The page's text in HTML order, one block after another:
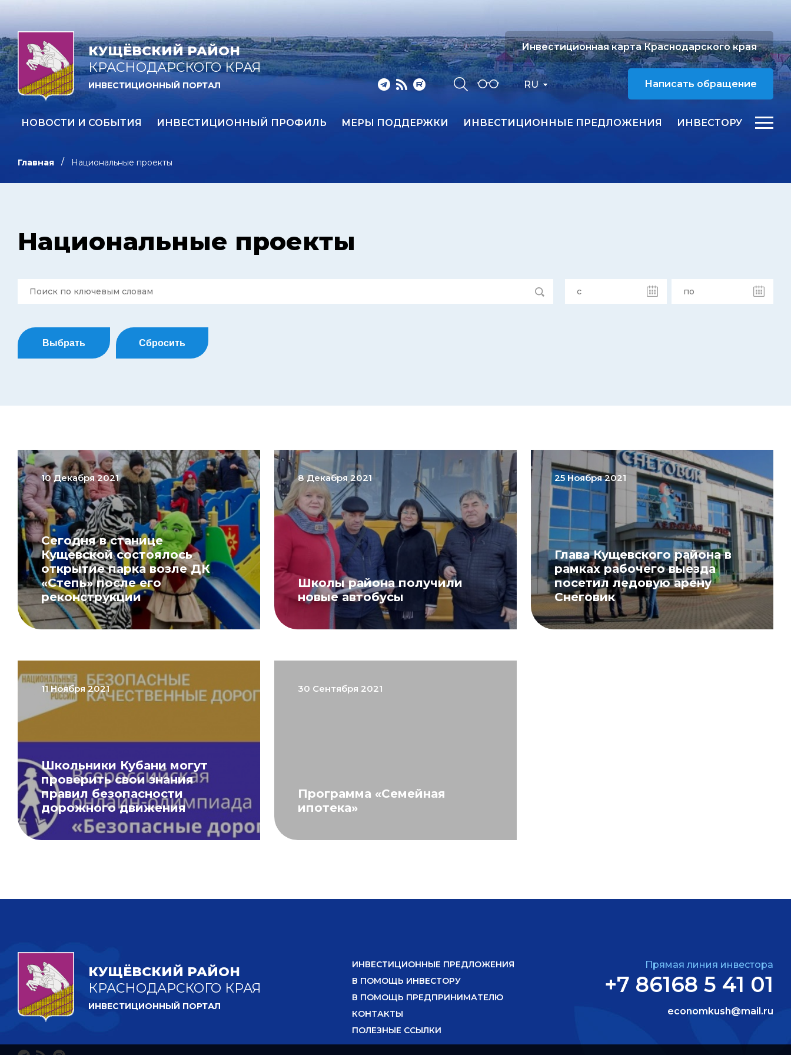
КУЩЁВСКИЙ РАЙОН
КРАСНОДАРСКОГО КРАЯ
ИНВЕСТИЦИОННЫЙ ПОРТАЛ RU
Инвестиционная карта Краснодарского края
Написать обращение
НОВОСТИ И СОБЫТИЯ ИНВЕСТИЦИОННЫЙ ПРОФИЛЬ МЕРЫ ПОДДЕРЖКИ ИНВЕСТИЦИОННЫЕ ПРЕДЛОЖЕНИЯ ИНВЕСТОРУ
Главная Национальные проекты
Национальные проекты
Выбрать Сбросить
10 Декабря 2021
Сегодня в станице
Кущевской состоялось
открытие парка возле ДК
«Степь» после его
реконструкции
8 Декабря 2021
Школы района получили
новые автобусы
25 Ноября 2021
Глава Кущевского района в
рамках рабочего выезда
посетил ледовую арену
Снеговик
11 Ноября 2021
Школьники Кубани могут
проверить свои знания
правил безопасности
дорожного движения
30 Сентября 2021
Программа «Семейная
ипотека»
КУЩЁВСКИЙ РАЙОН
КРАСНОДАРСКОГО КРАЯ
ИНВЕСТИЦИОННЫЙ ПОРТАЛ
ИНВЕСТИЦИОННЫЕ ПРЕДЛОЖЕНИЯ
В ПОМОЩЬ ИНВЕСТОРУ
В ПОМОЩЬ ПРЕДПРИНИМАТЕЛЮ
КОНТАКТЫ
ПОЛЕЗНЫЕ ССЫЛКИ
Прямая линия инвестора
+7 86168 5 41 01
economkush@mail.ru